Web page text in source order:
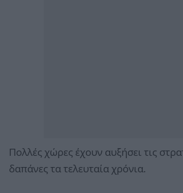
Πολλές χώρες έχουν αυξήσει τις
δαπάνες τα τελευταία χρόνια.